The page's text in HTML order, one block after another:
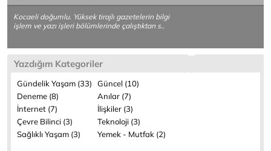
Kocaeli doğumlu. Yüksek tirajlı gazetelerin bilgi
işlem ve yazı işleri bölümlerinde çalıştıktan s..
Yazdığım Kategoriler
Gündelik Yaşam (33)
Güncel (10)
Deneme (8)
Anılar (7)
İnternet (7)
İlişkiler (3)
Çevre Bilinci (3)
Teknoloji (3)
Sağlıklı Yaşam (3)
Yemek - Mutfak (2)